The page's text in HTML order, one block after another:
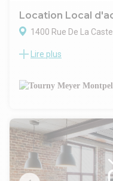
Location Local
1400 Rue De La
Découvrez des bureaux
recherchant des locaux
Tourny Meyer vous
- 150 m² une partie en
salle de bain, climatisé
d'activités disponible en
Contactez-nous pour
visite.
Lire plus